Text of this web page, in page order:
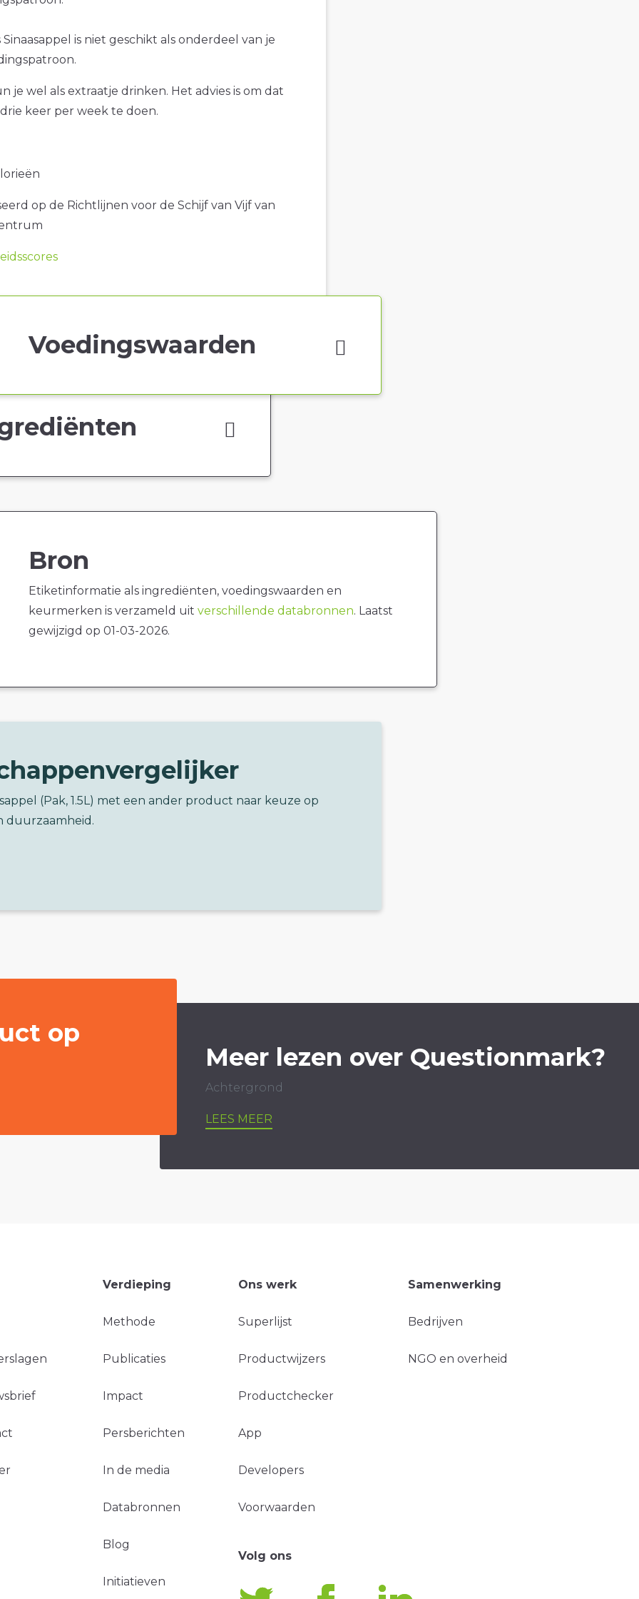
Sinaasappel is niet geschikt als onderdeel van je
je wel als extraatje drinken. Het advies is om dat
keer per week te doen.
op de Richtlijnen voor de Schijf van Vijf van
Voedingswaarden
Bron
Etiketinformatie als ingrediënten, voedingswaarden en
keurmerken is verzameld uit verschillende databronnen. Laatst
gewijzigd op 01-03-2026.
(Pak, 1.5L) met een ander product naar keuze op
duurzaamheid.
op
Meer lezen over Questionmark?
Achtergrond
LEES MEER
Verdieping
Methode
Publicaties
Impact
Persberichten
In de media
Databronnen
Blog
Initiatieven
Ons werk
Superlijst
Productwijzers
Productchecker
App
Developers
Voorwaarden
Samenwerking
Bedrijven
NGO en overheid
Volg ons